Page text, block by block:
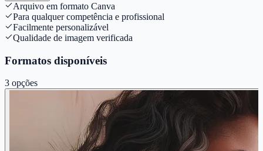
Arquivo em formato Canva
Para qualquer competência e profissional
Facilmente personalizável
Qualidade de imagem verificada
Formatos disponíveis
3 opções